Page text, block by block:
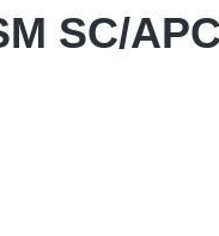
SC/